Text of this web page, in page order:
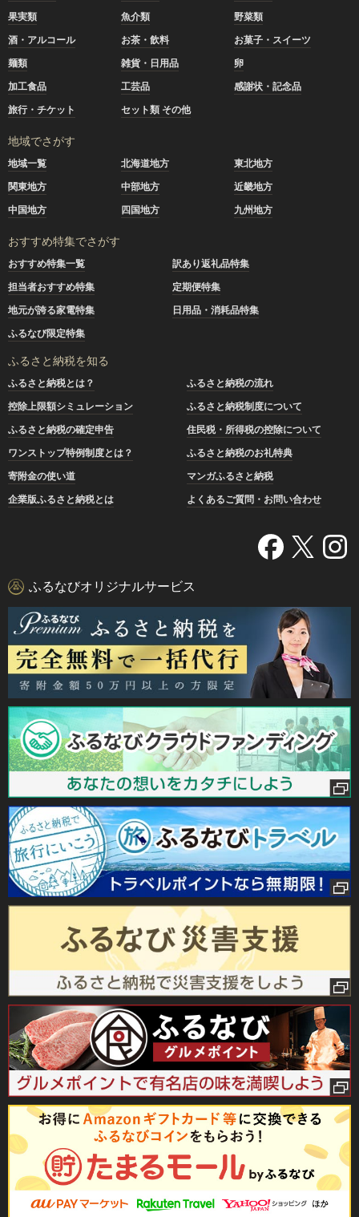
果実類
魚介類
野菜類
酒・アルコール
お茶・飲料
お菓子・スイーツ
麺類
雑貨・日用品
卵
加工食品
工芸品
感謝状・記念品
旅行・チケット
セット類 その他
地域でさがす
地域一覧 北海道地方
東北地方
関東地方
中部地方
近畿地方
中国地方
四国地方 九州地方
おすすめ特集でさがす
おすすめ特集一覧
訳あり返礼品特集
担当者おすすめ特集
定期便特集
地元が誇る家電特集
日用品・消耗品特集
ふるなび限定特集
ふるさと納税を知る
ふるさと納税とは？
ふるさと納税の流れ
控除上限額シミュレーション
ふるさと納税制度について
ふるさと納税の確定申告
住民税・所得税の控除について
ワンストップ特例制度とは？
ふるさと納税のお礼特典
寄附金の使い道
マンガふるさと納税
企業版ふるさと納税とは
よくあるご質問・お問い合わせ
ふるなびオリジナルサービス